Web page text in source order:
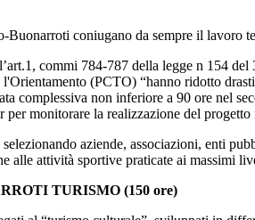
Buonarroti coniugano da sempre il lavoro
commi 784-787 della legge n 154
l'Orientamento (PCTO) “hanno ridotto
complessiva non inferiore a 90 ore nel
per monitorare la realizzazione del progetto
aziende, associazioni, enti
alle attività sportive praticate ai massimi
TURISMO (150 ore)